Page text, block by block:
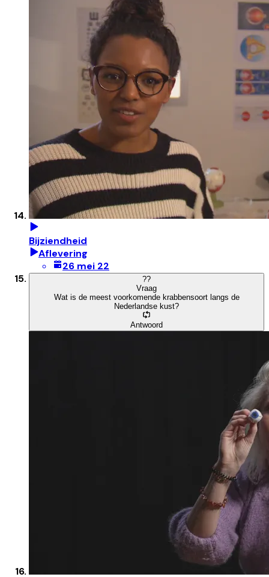
Bijziendheid
Aflevering
26 mei 22
??
Vraag
Wat is de meest voorkomende krabbensoort langs de
Nederlandse kust?
Antwoord